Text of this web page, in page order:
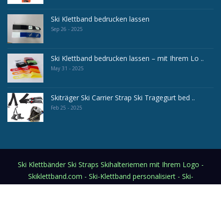
Ski Klettband bedrucken lassen
Sep 26 - 2025
Ski Klettband bedrucken lassen – mit Ihrem Lo ..
May 31 - 2025
Skiträger Ski Carrier Strap Ski Tragegurt bed ..
Feb 25 - 2025
Ski Klettbänder Ski Straps Skihalteriemen mit Ihrem Logo -
Skiklettband.com - Ski-Klettband personalisiert - Ski-